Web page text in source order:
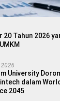
20 Tahun 2026
University
dalam
2045